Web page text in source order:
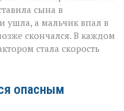
сына в
ушла, а мальчик впал в
скончался. В каждом
стала скорость
опасным